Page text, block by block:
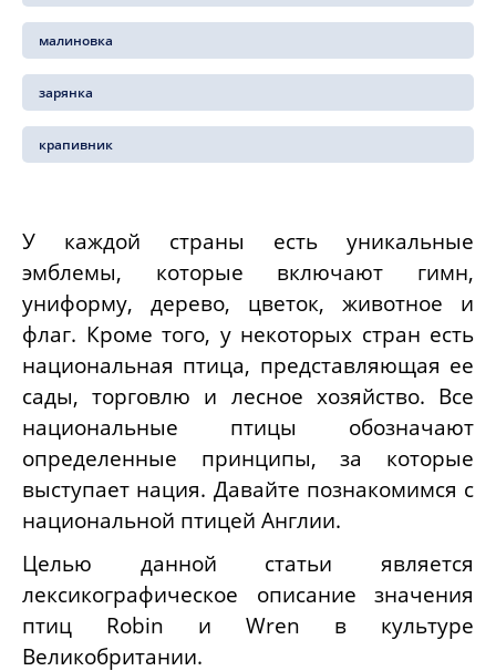
малиновка
зарянка
крапивник
У каждой страны есть уникальные
эмблемы, которые включают гимн,
униформу, дерево, цветок, животное и
флаг. Кроме того, у некоторых стран есть
национальная птица, представляющая ее
сады, торговлю и лесное хозяйство. Все
национальные птицы обозначают
определенные принципы, за которые
выступает нация. Давайте познакомимся с
национальной птицей Англии.
Целью данной статьи является
лексикографическое описание значения
птиц Robin и Wren в культуре
Великобритании.